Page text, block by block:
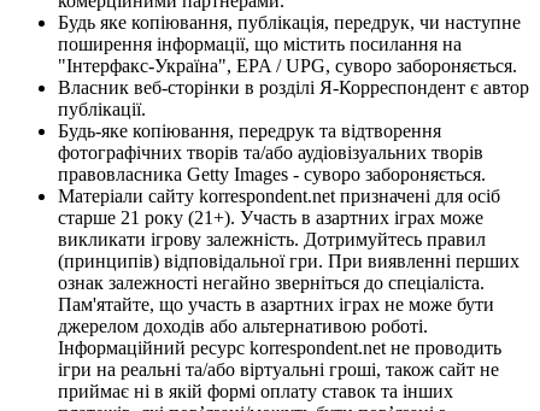
Будь яке копіювання, публікація, передрук, чи наступне
поширення інформації, що містить посилання на
"Інтерфакс-Україна", EPA / UPG, суворо забороняється.
Власник веб-сторінки в розділі Я-Корреспондент є автор
публікації.
Будь-яке копіювання, передрук та відтворення
фотографічних творів та/або аудіовізуальних творів
правовласника Getty Images - суворо забороняється.
Матеріали сайту korrespondent.net призначені для осіб
старше 21 року (21+). Участь в азартних іграх може
викликати ігрову залежність. Дотримуйтесь правил
(принципів) відповідальної гри. При виявленні перших
ознак залежності негайно зверніться до спеціаліста.
Пам'ятайте, що участь в азартних іграх не може бути
джерелом доходів або альтернативою роботі.
Інформаційний ресурс korrespondent.net не проводить
ігри на реальні та/або віртуальні гроші, також сайт не
приймає ні в якій формі оплату ставок та інших